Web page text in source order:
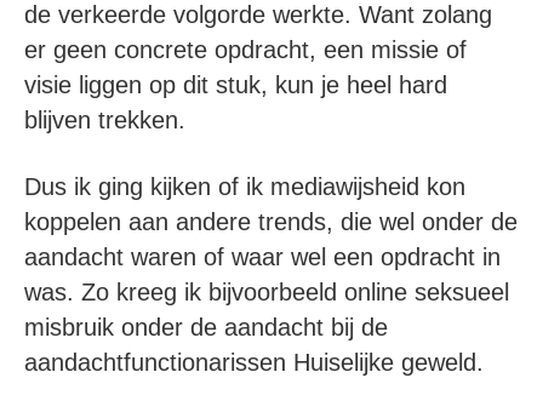
de verkeerde volgorde werkte. Want zolang
er geen concrete opdracht, een missie of
visie liggen op dit stuk, kun je heel hard
blijven trekken.
Dus ik ging kijken of ik mediawijsheid kon
koppelen aan andere trends, die wel onder de
aandacht waren of waar wel een opdracht in
was. Zo kreeg ik bijvoorbeeld online seksueel
misbruik onder de aandacht bij de
aandachtfunctionarissen Huiselijke geweld.